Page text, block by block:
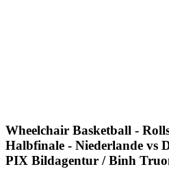
Wheelchair Basketball -
Halbfinale - Niederlande vs
PIX Bildagentur / Binh